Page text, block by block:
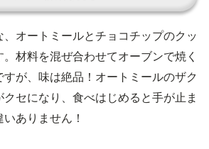
オートミールとチョコチップのクッ
材料を混ぜ合わせてオーブンで焼く
が、味は絶品！オートミールのザク
セになり、食べはじめると手が止ま
ありません！